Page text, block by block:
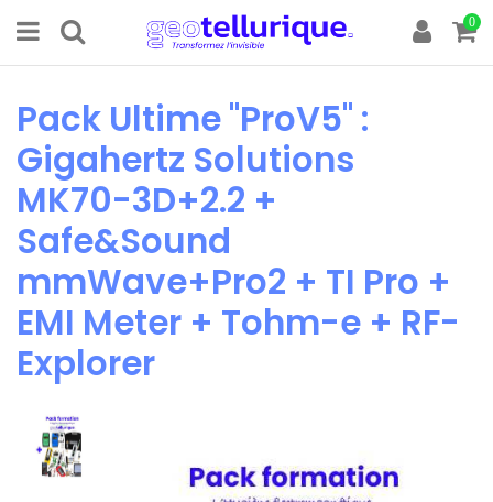
0
Pack Ultime "ProV5" :
Gigahertz Solutions
MK70-3D+2.2 +
Safe&Sound
mmWave+Pro2 + TI Pro +
EMI Meter + Tohm-e + RF-
Explorer